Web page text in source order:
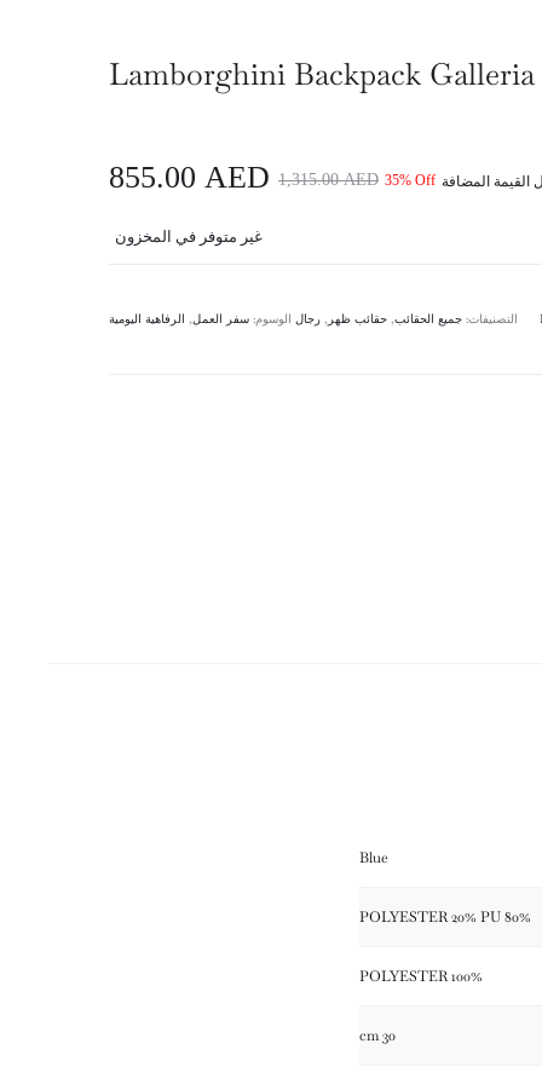
Lamborghini Backpack Galleria
1,315.00AED
السعر
الأصلي
855.00 AED 35% Off
غير متوفر في المخزون
التصنيفات: جميع الحقائب, حقائب ظهر , رجال الوسوم: سفر العمل, الرفاهية اليومية
Blue
80% POLYESTER 20% PU
100% POLYESTER
30 cm